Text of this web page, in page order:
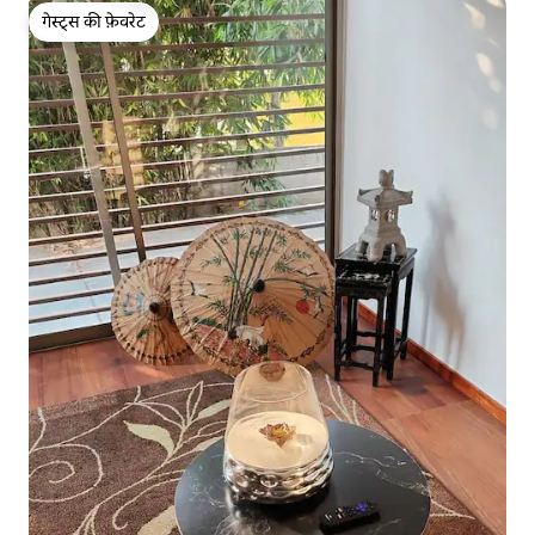
गेस्ट्स की फ़ेवरेट
गेस्ट्स की फ़ेवरेट